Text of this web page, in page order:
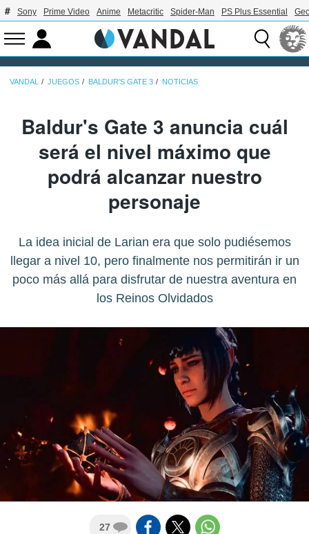
Sony Prime Video Anime Metacritic Spider-Man PS Plus Essential
VANDAL JUEGOS BALDUR'S GATE 3 NOTICIAS
Baldur's Gate 3 anuncia cuál
será el nivel máximo que
podrá alcanzar nuestro
personaje
La idea inicial de Larian era que solo pudiésemos
llegar a nivel 10, pero finalmente nos permitirán ir un
poco más allá para disfrutar de nuestra aventura en
los Reinos Olvidados
27